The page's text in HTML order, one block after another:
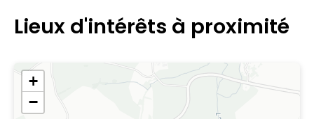
Lieux d'intérêts à proximité
+
−